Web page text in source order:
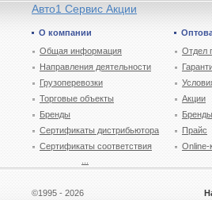
Авто1 Сервис Акции
О компании
Общая информация
Направления деятельности
Грузоперевозки
Торговые объекты
Бренды
Сертификаты дистрибьютора
Сертификаты соответствия
Отдел
Акции
Бренды
Прайс
Online-
©1995 - 2026